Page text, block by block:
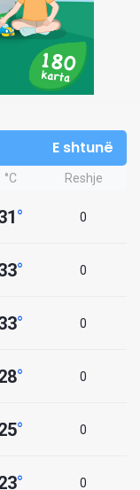
E shtunë
°C Reshje
° 0
° 0
° 0
° 0
° 0
° 0